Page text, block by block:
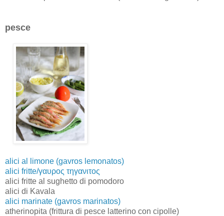
pesce
alici al limone (gavros lemonatos)
alici fritte/γαυρος τηγανιτος
alici fritte al sughetto di pomodoro
alici di Kavala
alici marinate (gavros marinatos)
atherinopita (frittura di pesce latterino con cipolle)